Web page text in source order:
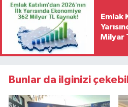
Emlak
Milyar
Bunlar da ilginizi